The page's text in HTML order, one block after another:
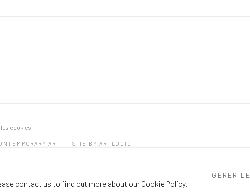
les cookies
ART SITE BY ARTLOGIC
contact us to find out more about our Cookie Policy.
GÉRER